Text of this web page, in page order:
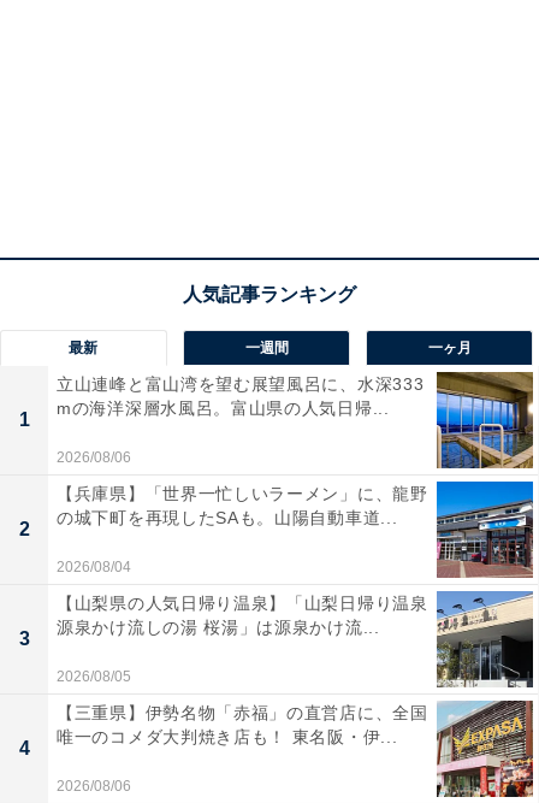
最新 一週間 一ヶ月
1
立山連峰と富山湾を望む展望風呂に、水深333
mの海洋深層水風呂。富山県の人気日帰...
2026/08/06
2
【兵庫県】「世界一忙しいラーメン」に、龍野
の城下町を再現したSAも。山陽自動車道...
2026/08/04
3
【山梨県の人気日帰り温泉】「山梨日帰り温泉
源泉かけ流しの湯 桜湯」は源泉かけ流...
2026/08/05
4
【三重県】伊勢名物「赤福」の直営店に、全国
唯一のコメダ大判焼き店も！ 東名阪・伊...
2026/08/06